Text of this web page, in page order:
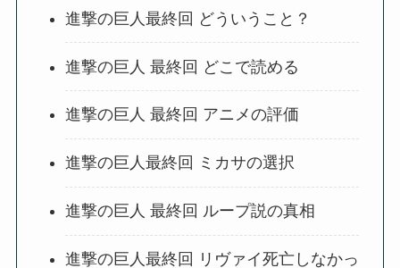
進撃の巨人最終回 どういうこと？
進撃の巨人 最終回 どこで読める
進撃の巨人 最終回 アニメの評価
進撃の巨人最終回 ミカサの選択
進撃の巨人 最終回 ループ説の真相
進撃の巨人最終回 リヴァイ死亡しなかっ